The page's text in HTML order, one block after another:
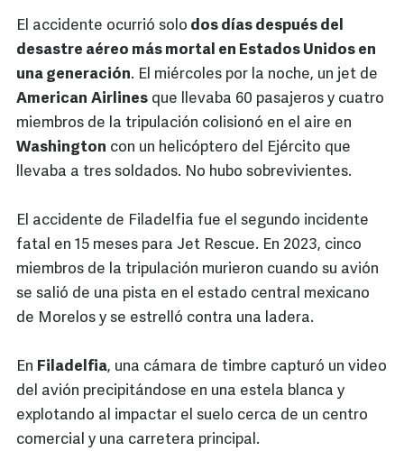
El accidente ocurrió solo dos días después del
desastre aéreo más mortal en Estados Unidos en
una generación. El miércoles por la noche, un jet de
American Airlines que llevaba 60 pasajeros y cuatro
miembros de la tripulación colisionó en el aire en
Washington con un helicóptero del Ejército que
llevaba a tres soldados. No hubo sobrevivientes.
El accidente de Filadelfia fue el segundo incidente
fatal en 15 meses para Jet Rescue. En 2023, cinco
miembros de la tripulación murieron cuando su avión
se salió de una pista en el estado central mexicano
de Morelos y se estrelló contra una ladera.
En Filadelfia, una cámara de timbre capturó un video
del avión precipitándose en una estela blanca y
explotando al impactar el suelo cerca de un centro
comercial y una carretera principal.